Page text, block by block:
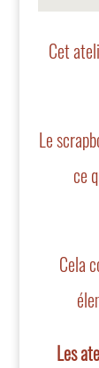
Cet
Le
ce
Cela
Les